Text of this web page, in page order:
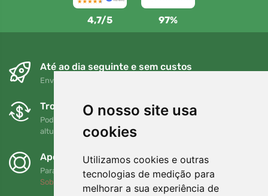
O nosso site usa
cookies
Utilizamos cookies e outras
tecnologias de medição para
melhorar a sua experiência de
4,7/5 97%
Até ao dia seguinte e sem custos
Envio gratuito para encomendas superiores a 80 EUR
Trocas e devoluções gratuitas
Pode devolver ou trocar a sua encomenda em qualquer
altura no prazo de 90 dias
Apoiamos a Trees.org
Para cada encomenda plantamos uma árvore! Leia mais
Sobre nós